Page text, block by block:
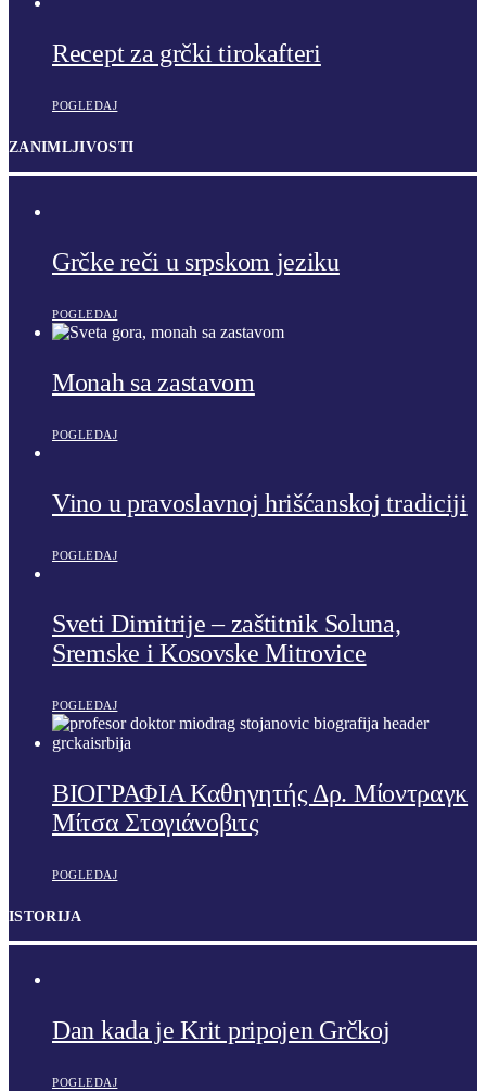
Recept za grčki tirokafteri
POGLEDAJ
ZANIMLJIVOSTI
Grčke reči u srpskom jeziku
POGLEDAJ
Monah sa zastavom
POGLEDAJ
Vino u pravoslavnoj hrišćanskoj tradiciji
POGLEDAJ
Sveti Dimitrije – zaštitnik Soluna,
Sremske i Kosovske Mitrovice
POGLEDAJ
ΒΙΟΓΡΑΦΙΑ Καθηγητής Δρ. Μίοντραγκ
Μίτσα Στογιάνοβιτς
POGLEDAJ
ISTORIJA
Dan kada je Krit pripojen Grčkoj
POGLEDAJ